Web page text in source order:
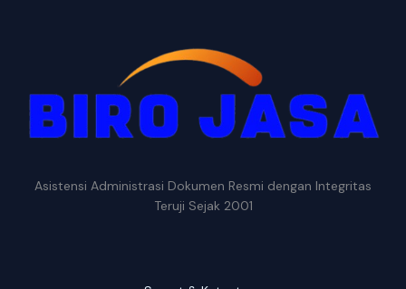
Asistensi Administrasi Dokumen Resmi dengan Integritas
Teruji Sejak 2001